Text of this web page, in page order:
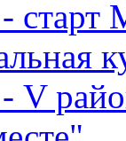
старт
V